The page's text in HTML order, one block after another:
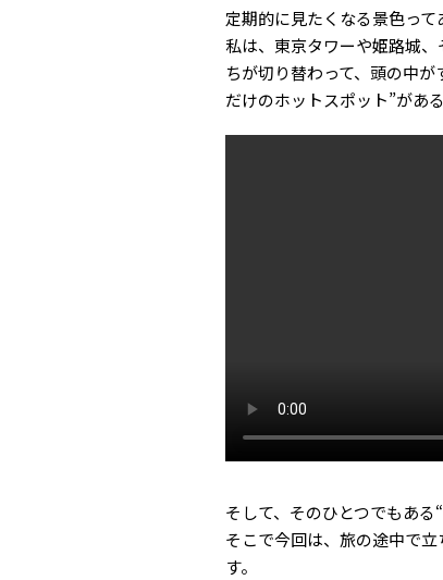
定期的に見たくなる景色って
私は、東京タワーや姫路城
ちが切り替わって、頭の中
だけのホットスポット”があ
そして、そのひとつでもある
そこで今回は、旅の途中で
す。